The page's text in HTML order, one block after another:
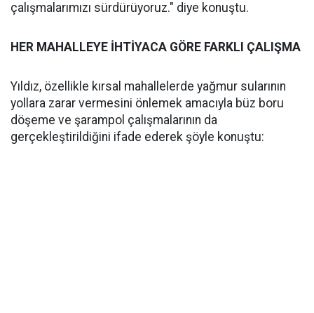
çalışmalarımızı sürdürüyoruz." diye konuştu.
HER MAHALLEYE İHTİYACA GÖRE FARKLI ÇALIŞMA
Yıldız, özellikle kırsal mahallelerde yağmur sularının
yollara zarar vermesini önlemek amacıyla büz boru
döşeme ve şarampol çalışmalarının da
gerçekleştirildiğini ifade ederek şöyle konuştu: